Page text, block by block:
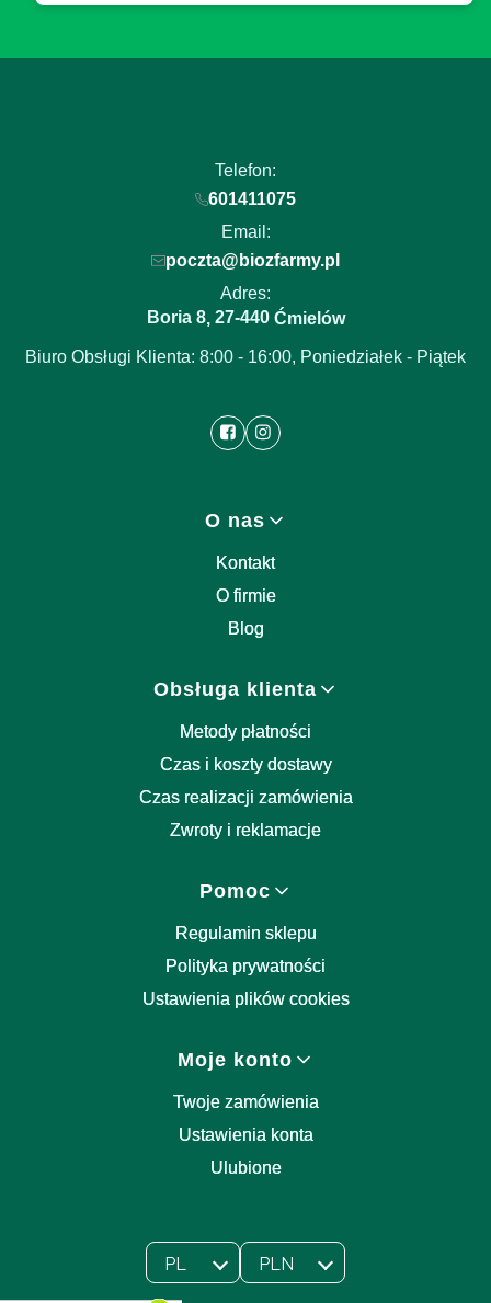
Telefon:
601411075
Email:
poczta@biozfarmy.pl
Adres:
Boria 8, 27-440Ćmielów
Biuro Obsługi Klienta: 8:00 - 16:00, Poniedziałek - Piątek
O nas
Kontakt
O firmie
Blog
Obsługa klienta
Metody płatności
Czas i koszty dostawy
Czas realizacji zamówienia
Zwroty i reklamacje
Pomoc
Regulamin sklepu
Polityka prywatności
Ustawienia plików cookies
Moje konto
Twoje zamówienia
Ustawienia konta
Ulubione
Wybrany język:
PL
polski Wybrana waluta:
PLN